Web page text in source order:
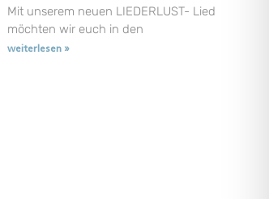
Mit unserem neuen LIEDERLUST- Lied
möchten wir euch in den
weiterlesen »